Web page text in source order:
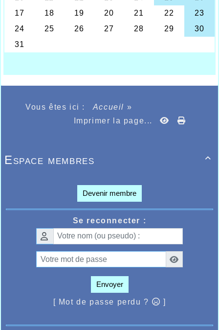
au classement global et pour sa première
expérience Guillaume Desimpelaere 3h48.27
et passer la ligne d’arrivée en 155
position.
retrouveront le dimanche 16 novembre chez
leurs voisins de Roncq au Bois Leurent pour
Vous êtes ici : Accueil »
Imprimer la page...

Espace membres
Devenir membre
Se reconnecter :
Envoyer
[ Mot de passe perdu ? ]